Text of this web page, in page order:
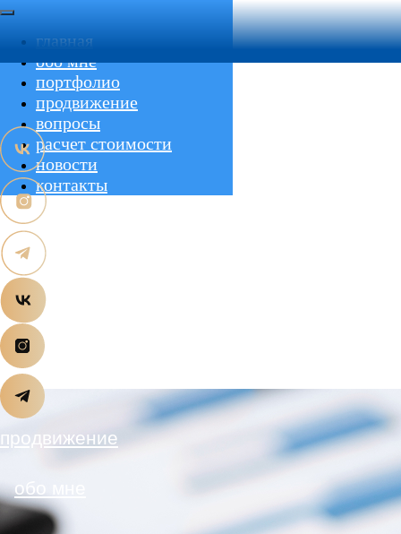
продвижение
обо мне
вопросы
расчет стоимости
+7 904 049-83-03
главная
обо мне
портфолио
продвижение
вопросы
расчет стоимости
новости
контакты